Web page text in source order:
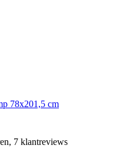
78x201,5 cm
7 klantreviews